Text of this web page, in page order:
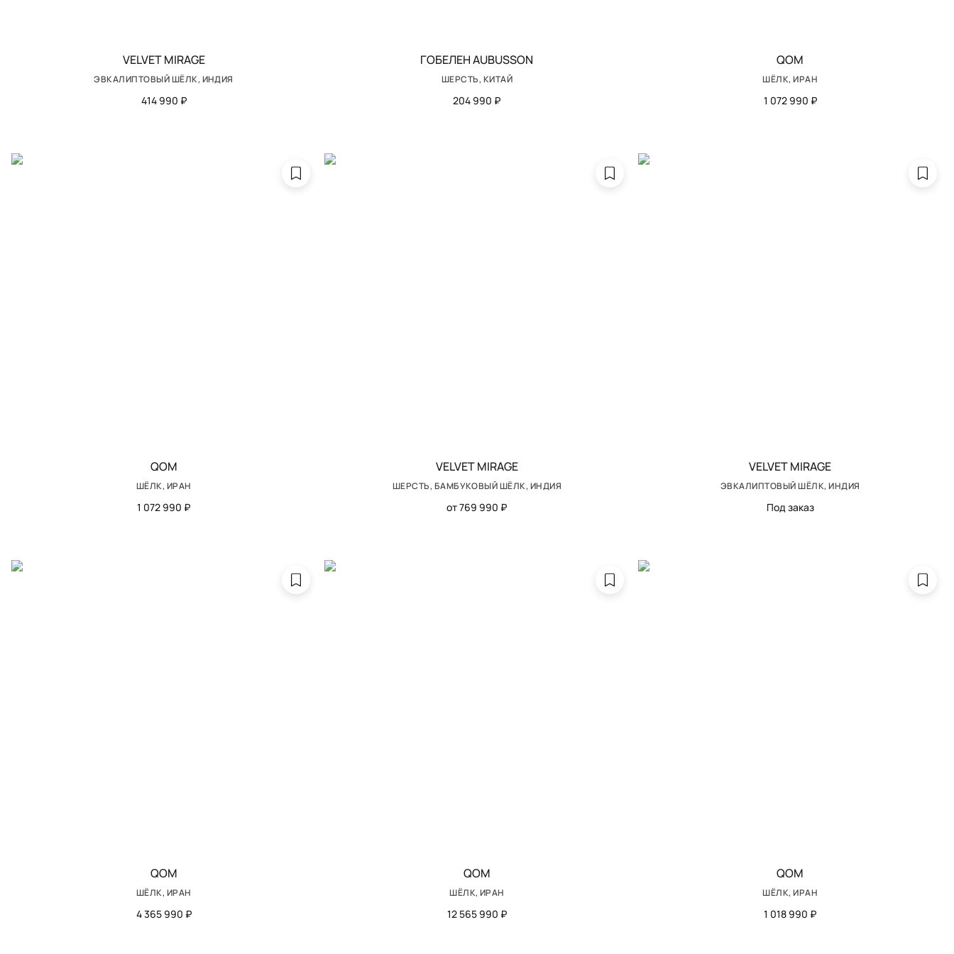
VELVET MIRAGE
ЭВКАЛИПТОВЫЙ ШЁЛК, ИНДИЯ
414 990 ₽
ГОБЕЛЕН AUBUSSON
ШЕРСТЬ, КИТАЙ
204 990 ₽
QOM
ШЁЛК, ИРАН
1 072 990 ₽
QOM
ШЁЛК, ИРАН
1 072 990 ₽
VELVET MIRAGE
ШЕРСТЬ, БАМБУКОВЫЙ ШЁЛК, ИНДИЯ
от 769 990 ₽
VELVET MIRAGE
ЭВКАЛИПТОВЫЙ ШЁЛК, ИНДИЯ
Под заказ
QOM
ШЁЛК, ИРАН
4 365 990 ₽
QOM
ШЁЛК, ИРАН
12 565 990 ₽
QOM
ШЁЛК, ИРАН
1 018 990 ₽